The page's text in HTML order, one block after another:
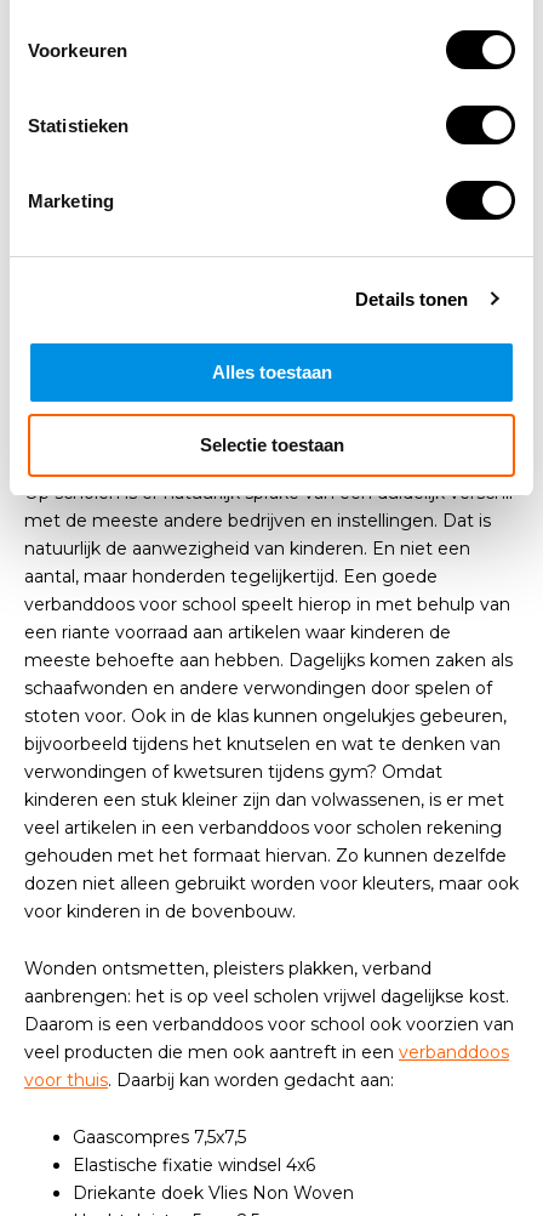
Voorkeuren
Statistieken
Marketing
Details tonen
Alles toestaan
Selectie toestaan
Snelverband gerold 8x10 cm
Rol synthetische watten 300x10 cm
Lister verbandschaar RVS
Zakje witte watten 25 gr.
Tot zover komt een verbanddoos voor school sterk
overeen met een algemene
verbanddoos voor bedrijven
Op scholen is er natuurlijk sprake van een duidelijk verschil
met de meeste andere bedrijven en instellingen. Dat is
natuurlijk de aanwezigheid van kinderen. En niet een
aantal, maar honderden tegelijkertijd. Een goede
verbanddoos voor school speelt hierop in met behulp van
een riante voorraad aan artikelen waar kinderen de
meeste behoefte aan hebben. Dagelijks komen zaken als
schaafwonden en andere verwondingen door spelen of
stoten voor. Ook in de klas kunnen ongelukjes gebeuren,
bijvoorbeeld tijdens het knutselen en wat te denken van
verwondingen of kwetsuren tijdens gym? Omdat
kinderen een stuk kleiner zijn dan volwassenen, is er met
veel artikelen in een verbanddoos voor scholen rekening
gehouden met het formaat hiervan. Zo kunnen dezelfde
dozen niet alleen gebruikt worden voor kleuters, maar ook
voor kinderen in de bovenbouw.
Wonden ontsmetten, pleisters plakken, verband
aanbrengen: het is op veel scholen vrijwel dagelijkse kost.
Daarom is een verbanddoos voor school ook voorzien van
veel producten die men ook aantreft in een verbanddoos
voor thuis. Daarbij kan worden gedacht aan:
Gaascompres 7,5x7,5
Elastische fixatie windsel 4x6
Driekante doek Vlies Non Woven